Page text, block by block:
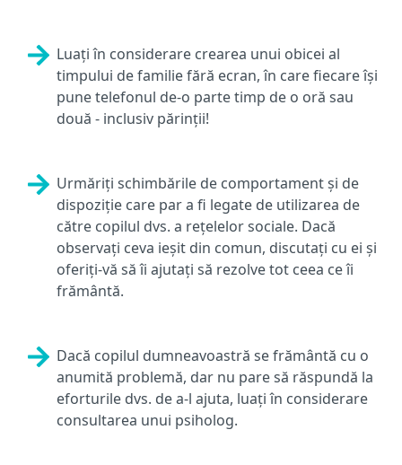
Luați în considerare crearea unui obicei al
timpului de familie fără ecran, în care fiecare își
pune telefonul de-o parte timp de o oră sau
două - inclusiv părinții!
Urmăriți schimbările de comportament și de
dispoziție care par a fi legate de utilizarea de
către copilul dvs. a rețelelor sociale. Dacă
observați ceva ieșit din comun, discutați cu ei și
oferiți-vă să îi ajutați să rezolve tot ceea ce îi
frământă.
Dacă copilul dumneavoastră se frământă cu o
anumită problemă, dar nu pare să răspundă la
eforturile dvs. de a-l ajuta, luați în considerare
consultarea unui psiholog.